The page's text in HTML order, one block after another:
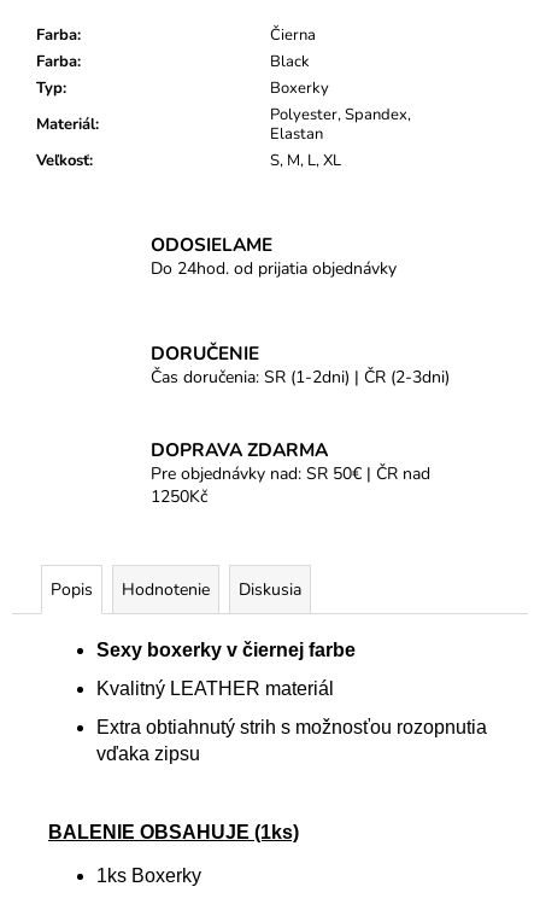
Farba:
Čierna
Farba:
Black
Typ:
Boxerky
Materiál:
Polyester, Spandex,
Elastan
Veľkosť: S, M, L, XL
ODOSIELAME
Do 24hod. od prijatia objednávky
DORUČENIE
Čas doručenia: SR (1-2dni) | ČR (2-3dni)
DOPRAVA ZDARMA
Pre objednávky nad: SR 50€ | ČR nad
1250Kč
Popis Hodnotenie Diskusia
Sexy boxerky v čiernej farbe
Kvalitný LEATHER materiál
Extra obtiahnutý strih s možnosťou rozopnutia
vďaka zipsu
BALENIE OBSAHUJE (1ks)
1ks Boxerky